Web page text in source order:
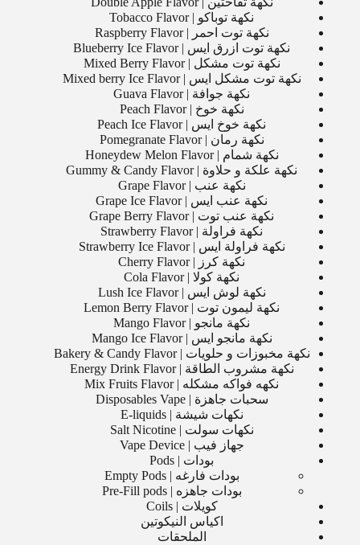
نكهة توباكو | Tobacco Flavor
نكهة توت احمر | Raspberry Flavor
نكهة توت ازرق ايس | Blueberry Ice Flavor
نكهة توت مشكل | Mixed Berry Flavor
نكهة توت مشكل ايس | Mixed berry Ice Flavor
نكهة جوافة | Guava Flavor
نكهة خوخ | Peach Flavor
نكهة خوخ ايس | Peach Ice Flavor
نكهة رمان | Pomegranate Flavor
نكهة شمام | Honeydew Melon Flavor
نكهة علكة و حلاوة | Gummy & Candy Flavor
نكهة عنب | Grape Flavor
نكهة عنب ايس | Grape Ice Flavor
نكهة عنب توت | Grape Berry Flavor
نكهة فراولة | Strawberry Flavor
نكهة فراولة ايس | Strawberry Ice Flavor
نكهة كرز | Cherry Flavor
نكهة كولا | Cola Flavor
نكهة لوش ايس | Lush Ice Flavor
نكهة ليمون توت | Lemon Berry Flavor
نكهة مانجو | Mango Flavor
نكهة مانجو ايس | Mango Ice Flavor
نكهة مخبوزات و حلويات | Bakery & Candy Flavor
نكهة مشروب الطاقة | Energy Drink Flavor
نكهه فواكه مشكله | Mix Fruits Flavor
سحبات جاهزة | Disposables Vape
نكهات شيشة | E-liquids
نكهات سولت | Salt Nicotine
جهاز فيب | Vape Device
بودات | Pods
بودات فارغه | Empty Pods
بودات جاهزه | Pre-Fill pods
كويلات | Coils
اكياس النيكوتين
الملحقات